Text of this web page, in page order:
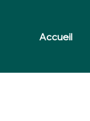
Accueil